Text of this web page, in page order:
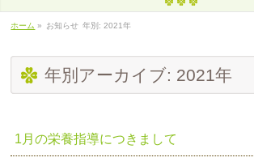
ホーム » お知らせ 年別: 2021年
年別アーカイブ: 2021年
1月の栄養指導につきまして